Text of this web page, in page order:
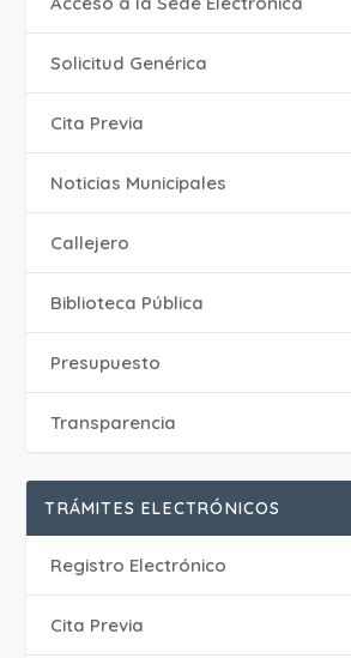
Solicitud Genérica
Cita Previa
‎Noticias Municipales
Callejero
Biblioteca Pública
Presupuesto
Transparencia
TRÁMITES ELECTRÓNICOS
Registro Electrónico
Cita Previa